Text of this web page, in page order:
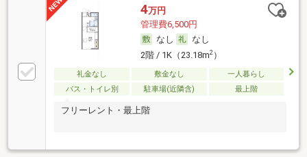
4万円
管理費6,500円
なし
なし
2階 / 1K（23.18m2）
礼金なし 敷金なし
一人暮らし
バス・トイレ別
駐車場(近隣含) 最上階
フリーレント・最上階